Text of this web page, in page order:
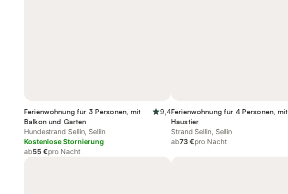
Ferienwohnung für 3 Personen, mit
Balkon und Garten
9,4
Hundestrand Sellin, Sellin
Kostenlose Stornierung
ab55 €pro Nacht
Ferienwohnung für 4 Personen, mit
Haustier
Strand Sellin, Sellin
ab73 €pro Nacht